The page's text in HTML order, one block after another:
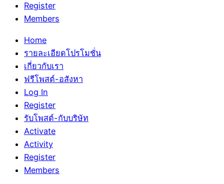
Register
Members
Home
รายละเอียดโปรโมชั่น
เกี่ยวกับเรา
ฟรีโพสต์-อสังหา
Log In
Register
รับโพสต์-กับบริษัท
Activate
Activity
Register
Members